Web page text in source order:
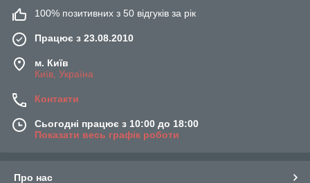
100% позитивних з 50 відгуків за рік
Працює з 23.08.2010
м. Київ
Київ, Україна
Контакти
Сьогодні працює з 10:00 до 18:00
Показати весь графік роботи
Про нас